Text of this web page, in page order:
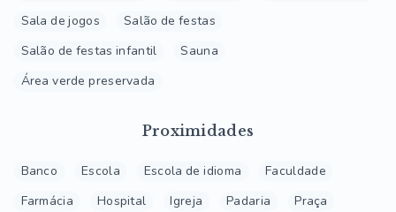
Sala de jogos
Salão de festas
Salão de festas infantil
Sauna
Área verde preservada
Proximidades
Banco Escola Escola de idioma
Faculdade
Farmácia
Hospital Igreja Padaria
Praça